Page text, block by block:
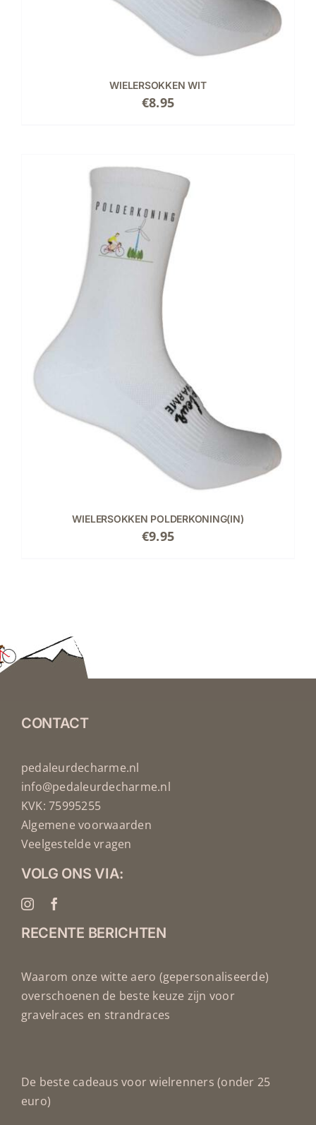
WIELERSOKKEN WIT
€8.95
WIELERSOKKEN POLDERKONING(IN)
€9.95
CONTACT
pedaleurdecharme.nl
info@pedaleurdecharme.nl
KVK: 75995255
Algemene voorwaarden
Veelgestelde vragen
VOLG ONS VIA:
RECENTE BERICHTEN
Waarom onze witte aero (gepersonaliseerde)
overschoenen de beste keuze zijn voor
gravelraces en strandraces
De beste cadeaus voor wielrenners (onder 25
euro)